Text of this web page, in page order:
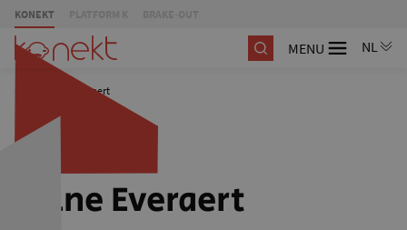
KONEKT
MENU
Wine Everaert
Wine Everaert